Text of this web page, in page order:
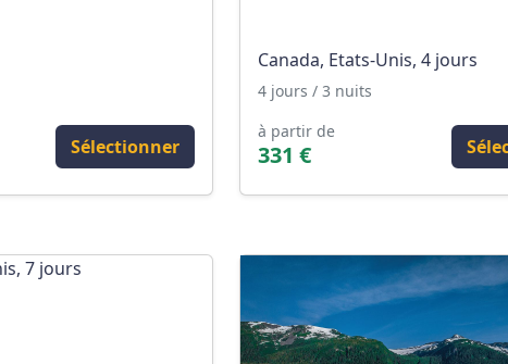
Sélectionner
Canada, Etats-Unis, 4 jours
4 jours / 3 nuits
à partir de
331 €